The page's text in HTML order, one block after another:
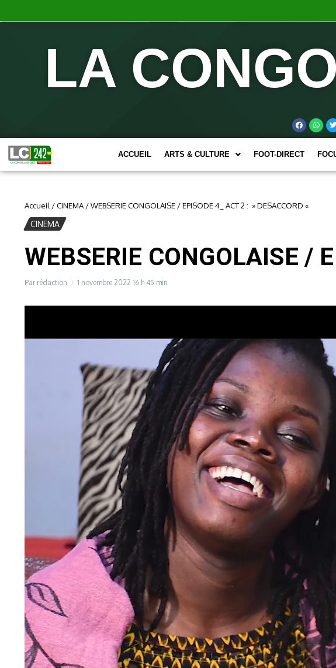
LA
ACCUEIL ARTS & CULTURE FOOT-DIRECT
Accueil /CINEMA /WEBSERIE CONGOLAISE / EPISODE 4_ ACT 2 : » DESACCORD «
CINEMA
WEBSERIE CONGOLAISE /
Par rédaction 1 novembre 2022 16 h 45 min